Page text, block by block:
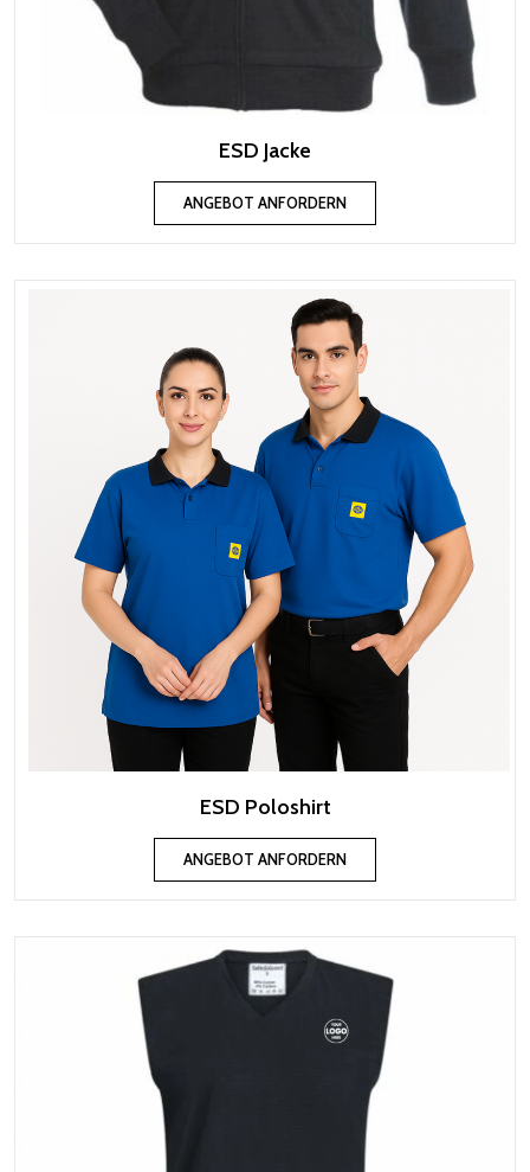
ESD Jacke
ANGEBOT ANFORDERN
ESD Poloshirt
ANGEBOT ANFORDERN